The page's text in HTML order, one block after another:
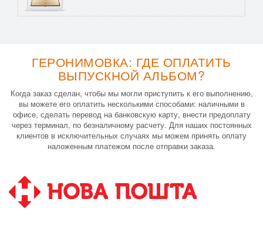
ГЕРОНИМОВКА: ГДЕ ОПЛАТИТЬ
ВЫПУСКНОЙ АЛЬБОМ?
Когда заказ сделан, чтобы мы могли приступить к его выполнению,
вы можете его оплатить несколькими способами: наличными в
офисе, сделать перевод на банковскую карту, внести предоплату
через терминал, по безналичному расчету. Для наших постоянных
клиентов в исключительных случаях мы можем принять оплату
наложенным платежом после отправки заказа.